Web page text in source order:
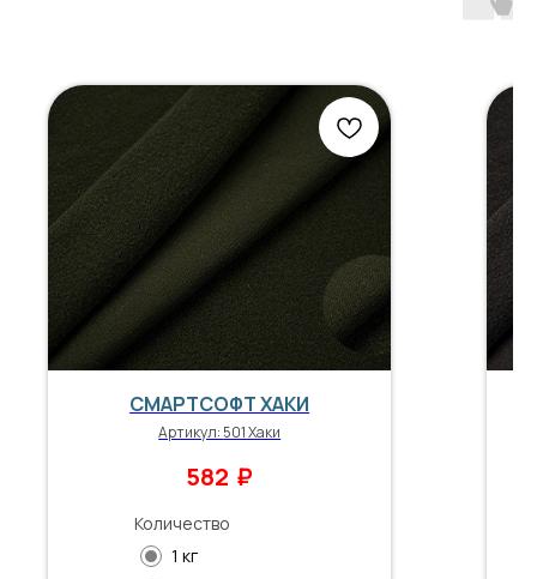
СМАРТСОФТ ХАКИ
Артикул: 501 Хаки
582 ₽
Количество
1 кг